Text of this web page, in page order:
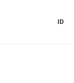
ID